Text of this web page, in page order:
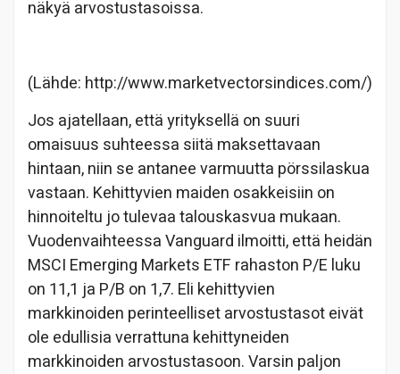
näkyä arvostustasoissa.
(Lähde: http://www.marketvectorsindices.com/)
Jos ajatellaan, että yrityksellä on suuri
omaisuus suhteessa siitä maksettavaan
hintaan, niin se antanee varmuutta pörssilaskua
vastaan. Kehittyvien maiden osakkeisiin on
hinnoiteltu jo tulevaa talouskasvua mukaan.
Vuodenvaihteessa Vanguard ilmoitti, että heidän
MSCI Emerging Markets ETF rahaston P/E luku
on 11,1 ja P/B on 1,7. Eli kehittyvien
markkinoiden perinteelliset arvostustasot eivät
ole edullisia verrattuna kehittyneiden
markkinoiden arvostustasoon. Varsin paljon